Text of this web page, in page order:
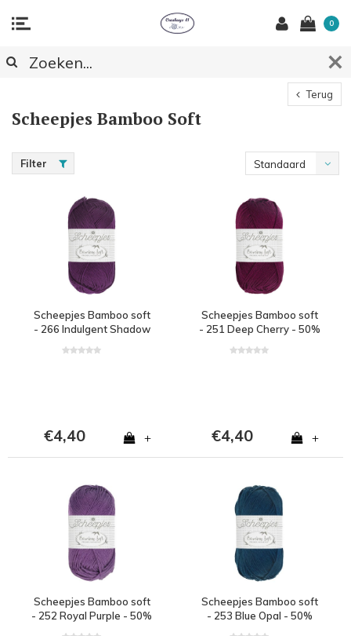
0
Terug
Scheepjes Bamboo Soft
Filter Standaard
Scheepjes Bamboo soft
- 266 Indulgent Shadow
katoen - Zwart
€4,40 +
Scheepjes Bamboo soft
- 251 Deep Cherry - 50%
- Rood
€4,40 +
Scheepjes Bamboo soft
- 252 Royal Purple - 50%
Scheepjes Bamboo soft
- 253 Blue Opal - 50%